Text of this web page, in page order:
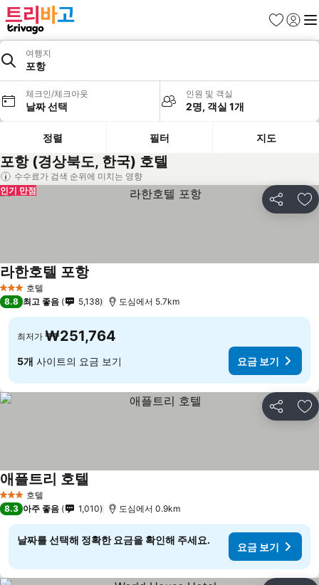
즐겨찾기
로그인
메
여행지
포항
체크인/체크아웃
날짜 선택
인원 및 객실
2명, 객실 1개
정렬 필터 지도
포항 (경상북도, 한국) 호텔
수수료가 검색 순위에 미치는 영향
공유 즐
인기 만점
3 성급 호텔
라한호텔 포항
8.8 최고 좋음 5,138 도심에서 5.7km
최저가 ₩251,764
5개 사이트의 요금 보기 요금 보기
공유 즐
3 성급 호텔
애플트리 호텔
8.3 아주 좋음 1,010 도심에서 0.9km
날짜를 선택해 정확한 요금을 확인해 주세요.
요금 보기